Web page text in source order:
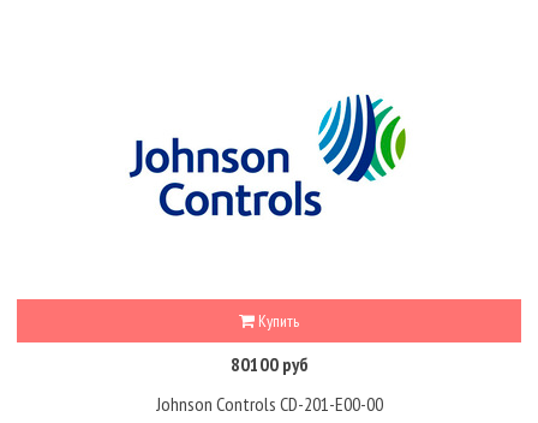
Купить
80100 руб
Johnson Controls CD-201-E00-00